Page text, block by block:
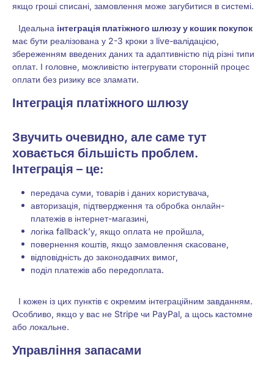
якщо гроші списані, замовлення може загубитися в системі.
Ідеальна інтеграція платіжного шлюзу у кошик покупок
має бути реалізована у 2-3 кроки з live-валідацією,
збереженням введених даних та адаптивністю під різні типи
оплат. І головне, можливістю інтегрувати сторонній процес
оплати без ризику все зламати.
Інтеграція платіжного шлюзу
Звучить очевидно, але саме тут
ховається більшість проблем.
Інтеграція – це:
передача суми, товарів і даних користувача,
авторизація, підтвердження та обробка онлайн-
платежів в інтернет-магазині,
логіка fallback’у, якщо оплата не пройшла,
повернення коштів, якщо замовлення скасоване,
відповідність до законодавчих вимог,
поділ платежів або передоплата.
І кожен із цих пунктів є окремим інтеграційним завданням.
Особливо, якщо у вас не Stripe чи PayPal, а щось кастомне
або локальне.
Управління запасами